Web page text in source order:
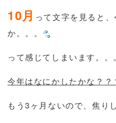
10月 って文字を見ると
か。。。
って感じてしまいます。。。
今年はなにかしたかな？？
もう3ヶ月ないので、焦り